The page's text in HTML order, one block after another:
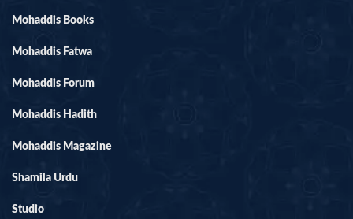
Mohaddis Books
Mohaddis Fatwa
Mohaddis Forum
Mohaddis Hadith
Mohaddis Magazine
Shamila Urdu
Studio